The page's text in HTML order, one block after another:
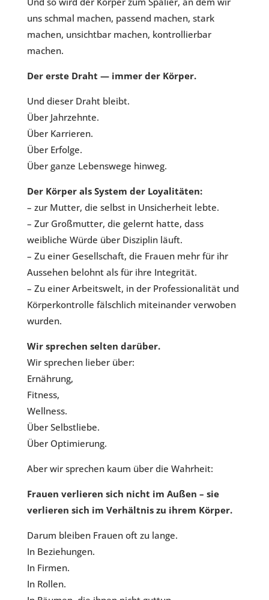
uns schmal machen, passend machen, stark
machen, unsichtbar machen, kontrollierbar
machen.
Der erste Draht — immer der Körper.
Und dieser Draht bleibt.
Über Jahrzehnte.
Über Karrieren.
Über Erfolge.
Über ganze Lebenswege hinweg.
Der Körper als System der Loyalitäten:
– zur Mutter, die selbst in Unsicherheit lebte.
– Zur Großmutter, die gelernt hatte, dass
weibliche Würde über Disziplin läuft.
– Zu einer Gesellschaft, die Frauen mehr für ihr
Aussehen belohnt als für ihre Integrität.
– Zu einer Arbeitswelt, in der Professionalität und
Körperkontrolle fälschlich miteinander verwoben
wurden.
Wir sprechen selten darüber.
Wir sprechen lieber über:
Ernährung,
Fitness,
Wellness.
Über Selbstliebe.
Über Optimierung.
Aber wir sprechen kaum über die Wahrheit:
Frauen verlieren sich nicht im Außen – sie
verlieren sich im Verhältnis zu ihrem Körper.
Darum bleiben Frauen oft zu lange.
In Beziehungen.
In Firmen.
In Rollen.